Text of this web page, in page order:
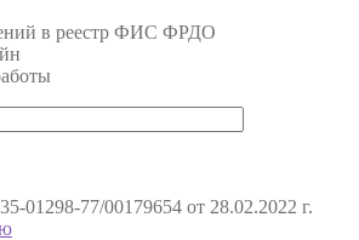
в реестр ФИС ФРДО
01298-77/00179654 от 28.02.2022 г.